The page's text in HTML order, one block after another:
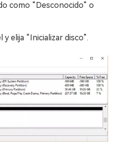
como “Desconocido” o
elija “Inicializar disco”.